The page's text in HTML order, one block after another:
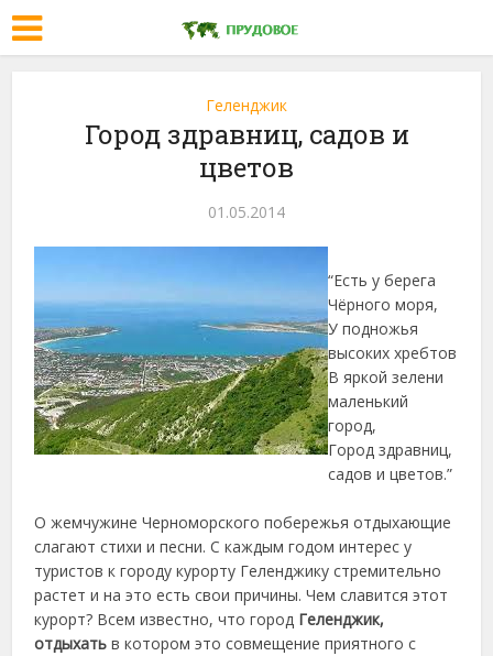
Геленджик
Город здравниц, садов и
цветов
01.05.2014
“Есть у берега
Чёрного моря,
У подножья
высоких хребтов
В яркой зелени
маленький
город,
Город здравниц,
садов и цветов.”
О жемчужине Черноморского побережья отдыхающие
слагают стихи и песни. С каждым годом интерес у
туристов к городу курорту Геленджику стремительно
растет и на это есть свои причины. Чем славится этот
курорт? Всем известно, что город Геленджик,
отдыхать в котором это совмещение приятного с